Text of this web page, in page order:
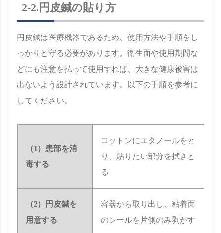
2-2.円皮鍼の貼り方
円皮鍼は医療機器であるため、使用方法や手順をし
っかりと守る必要があります。衛生面や使用期間な
どにも注意を払って使用すれば、大きな健康被害は
出ないよう設計されています。以下の手順を参考に
してください。
（1）患部を消
毒する
コットンにエタノールをと
り、貼りたい部分を拭きと
る
（2）円皮鍼を
用意する
容器から取り出し、粘着面
のシールを片側のみ剥がす